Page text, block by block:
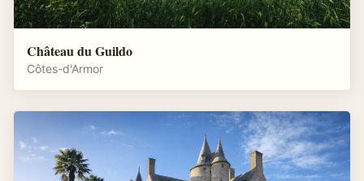
Château du Guildo
Côtes-d'Armor